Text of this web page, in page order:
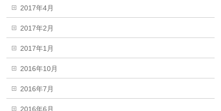
2017年4月
2017年2月
2017年1月
2016年10月
2016年7月
2016年6月